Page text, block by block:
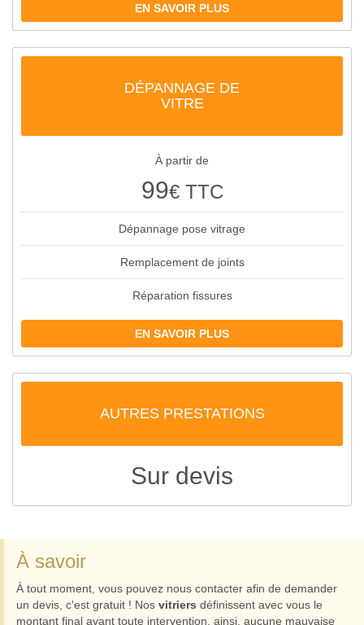
EN SAVOIR PLUS
DÉPANNAGE DE
VITRE
À partir de
99€ TTC
Dépannage pose vitrage
Remplacement de joints
Réparation fissures
EN SAVOIR PLUS
AUTRES PRESTATIONS
Sur devis
À savoir
À tout moment, vous pouvez nous contacter afin de demander
un devis, c'est gratuit ! Nos vitriers définissent avec vous le
montant final avant toute intervention, ainsi, aucune mauvaise